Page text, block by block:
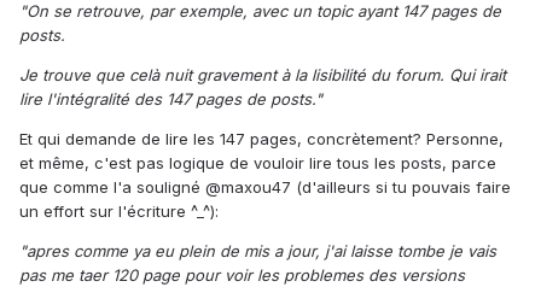
"On se retrouve, par exemple, avec un topic ayant 147 pages de
posts.
Je trouve que celà nuit gravement à la lisibilité du forum. Qui irait
lire l'intégralité des 147 pages de posts."
Et qui demande de lire les 147 pages, concrètement? Personne,
et même, c'est pas logique de vouloir lire tous les posts, parce
que comme l'a souligné @maxou47 (d'ailleurs si tu pouvais faire
un effort sur l'écriture ^_^):
"apres comme ya eu plein de mis a jour, j'ai laisse tombe je vais
pas me taer 120 page pour voir les problemes des versions